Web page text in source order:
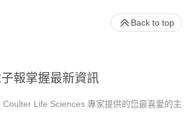
報掌握最新資訊
Coulter Life Sciences 專家提供的您最喜愛的主
Back to top